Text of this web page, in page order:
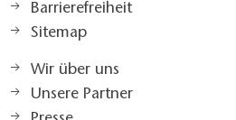
Barrierefreiheit
Sitemap
Wir über uns
Unsere Partner